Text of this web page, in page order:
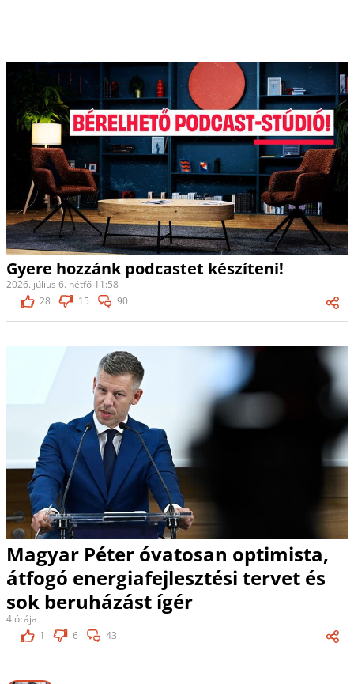
Gyere hozzánk podcastet készíteni!
2026. július 6. hétfő 11:58
28
15 90
Magyar Péter óvatosan optimista,
átfogó energiafejlesztési tervet és
sok beruházást ígér
4 órája
1
6 43